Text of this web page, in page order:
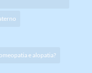
e alopatia?